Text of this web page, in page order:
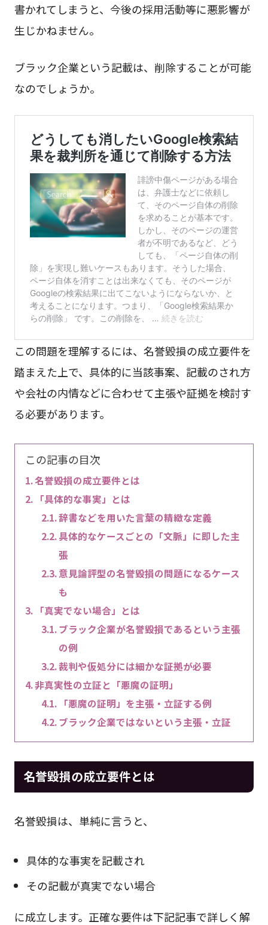
書かれてしまうと、今後の採用活動等に悪影響が
生じかねません。
ブラック企業という記載は、削除することが可能
なのでしょうか。
この問題を理解するには、名誉毀損の成立要件を
踏まえた上で、具体的に当該事案、記載のされ方
や会社の内情などに合わせて主張や証拠を検討す
る必要があります。
この記事の目次
名誉毀損の成立要件とは
「具体的な事実」とは
辞書などを用いた言葉の精緻な定義
具体的なケースごとの「文脈」に即した主
張
意見論評型の名誉毀損の問題になるケース
も
「真実でない場合」とは
ブラック企業が名誉毀損であるという主張
の例
裁判や仮処分には細かな証拠が必要
非真実性の立証と「悪魔の証明」
「悪魔の証明」を主張・立証する例
ブラック企業ではないという主張・立証
名誉毀損の成立要件とは
名誉毀損は、単純に言うと、
具体的な事実を記載され
その記載が真実でない場合
に成立します。正確な要件は下記記事で詳しく解